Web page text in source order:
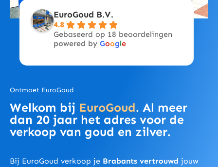
EuroGoud B.V.
4.8
Gebaseerd op 18 beoordelingen
powered by Google
Ontmoet EuroGoud
Welkom bij EuroGoud. Al meer
dan 20 jaar het adres voor de
verkoop van goud en zilver.
Bij EuroGoud verkoop je Brabants vertrouwd jouw